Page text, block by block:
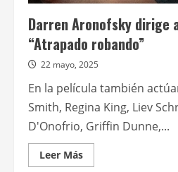
Darren Aronofsky dirige
“Atrapado robando”
22 mayo, 2025
En la película también
Smith, Regina King, Liev
D'Onofrio, Griffin Dunne,...
Leer MásLeer
más